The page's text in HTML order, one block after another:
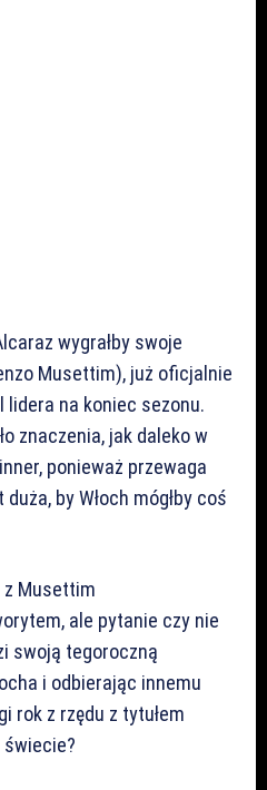
wygrałby swoje
Musettim), już oficjalnie
na koniec sezonu.
znaczenia, jak daleko w
ponieważ przewaga
by Włoch mógłby coś
z Musettim
ale pytanie czy nie
swoją tegoroczną
i odbierając innemu
rok z rzędu z tytułem